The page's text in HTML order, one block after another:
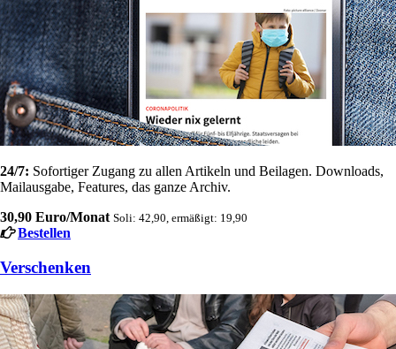
24/7: Sofortiger Zugang zu allen Artikeln und Beilagen. Downloads,
Mailausgabe, Features, das ganze Archiv.
30,90 Euro/Monat Soli: 42,90, ermäßigt: 19,90
Bestellen
Verschenken